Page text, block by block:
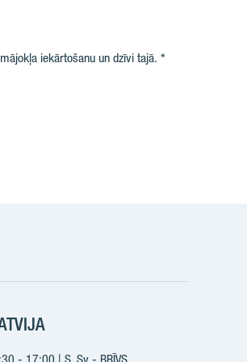
iekārtošanu un dzīvi tajā.